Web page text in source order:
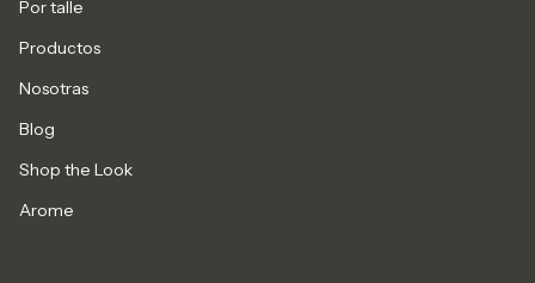
Por talle
Productos
Nosotras
Blog
Shop the Look
Arome